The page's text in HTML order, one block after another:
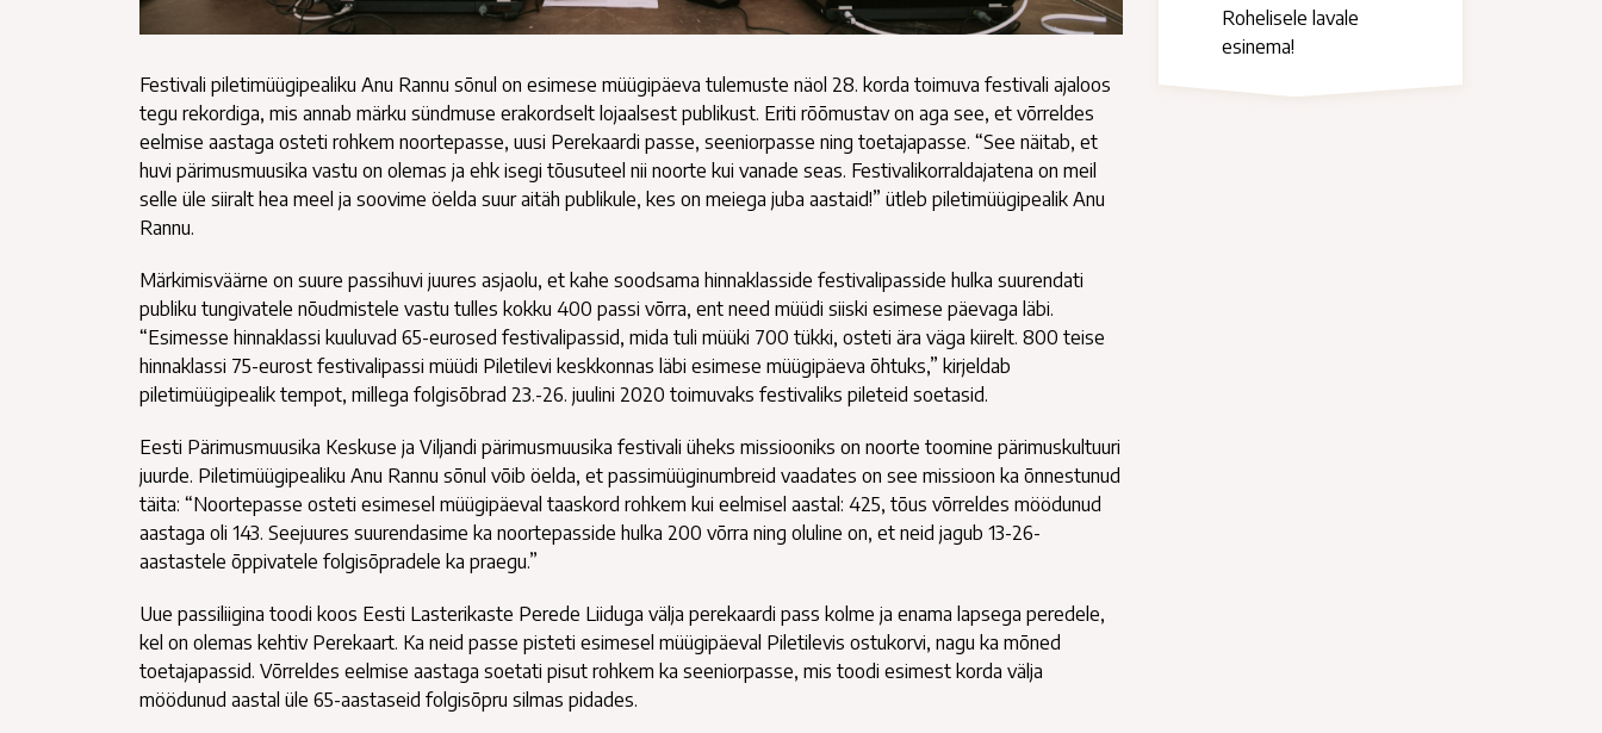
Festivali piletimüügipealiku Anu Rannu sõnul on esimese müügipäeva tulemuste näol 28. korda toimuva festivali ajaloos
tegu rekordiga, mis annab märku sündmuse erakordselt lojaalsest publikust. Eriti rõõmustav on aga see, et võrreldes
eelmise aastaga osteti rohkem noortepasse, uusi Perekaardi passe, seeniorpasse ning toetajapasse. “See näitab, et
huvi pärimusmuusika vastu on olemas ja ehk isegi tõusuteel nii noorte kui vanade seas. Festivalikorraldajatena on meil
selle üle siiralt hea meel ja soovime öelda suur aitäh publikule, kes on meiega juba aastaid!” ütleb piletimüügipealik Anu
Rannu.
Märkimisväärne on suure passihuvi juures asjaolu, et kahe soodsama hinnaklasside festivalipasside hulka suurendati
publiku tungivatele nõudmistele vastu tulles kokku 400 passi võrra, ent need müüdi siiski esimese päevaga läbi.
“Esimesse hinnaklassi kuuluvad 65-eurosed festivalipassid, mida tuli müüki 700 tükki, osteti ära väga kiirelt. 800 teise
hinnaklassi 75-eurost festivalipassi müüdi Piletilevi keskkonnas läbi esimese müügipäeva õhtuks,” kirjeldab
piletimüügipealik tempot, millega folgisõbrad 23.-26. juulini 2020 toimuvaks festivaliks pileteid soetasid.
Eesti Pärimusmuusika Keskuse ja Viljandi pärimusmuusika festivali üheks missiooniks on noorte toomine pärimuskultuuri
juurde. Piletimüügipealiku Anu Rannu sõnul võib öelda, et passimüüginumbreid vaadates on see missioon ka õnnestunud
täita: “Noortepasse osteti esimesel müügipäeval taaskord rohkem kui eelmisel aastal: 425, tõus võrreldes möödunud
aastaga oli 143. Seejuures suurendasime ka noortepasside hulka 200 võrra ning oluline on, et neid jagub 13-26-
aastastele õppivatele folgisõpradele ka praegu.”
Uue passiliigina toodi koos Eesti Lasterikaste Perede Liiduga välja perekaardi pass kolme ja enama lapsega peredele,
kel on olemas kehtiv Perekaart. Ka neid passe pisteti esimesel müügipäeval Piletilevis ostukorvi, nagu ka mõned
toetajapassid. Võrreldes eelmise aastaga soetati pisut rohkem ka seeniorpasse, mis toodi esimest korda välja
möödunud aastal üle 65-aastaseid folgisõpru silmas pidades.
Rohelisele lavale
esinema!